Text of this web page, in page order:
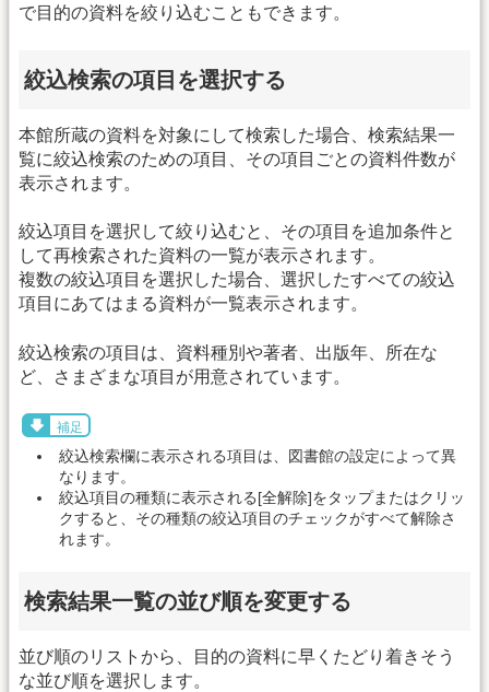
で目的の資料を絞り込むこともできます。
絞込検索の項目を選択する
本館所蔵の資料を対象にして検索した場合、検索結果一
覧に絞込検索のための項目、その項目ごとの資料件数が
表示されます。
絞込項目を選択して絞り込むと、その項目を追加条件と
して再検索された資料の一覧が表示されます。
複数の絞込項目を選択した場合、選択したすべての絞込
項目にあてはまる資料が一覧表示されます。
絞込検索の項目は、資料種別や著者、出版年、所在な
ど、さまざまな項目が用意されています。
補足
絞込検索欄に表示される項目は、図書館の設定によって異
なります。
絞込項目の種類に表示される[全解除]をタップまたはクリッ
クすると、その種類の絞込項目のチェックがすべて解除さ
れます。
検索結果一覧の並び順を変更する
並び順のリストから、目的の資料に早くたどり着きそう
な並び順を選択します。